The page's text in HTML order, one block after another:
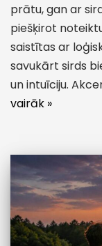
prātu, gan ar
piešķirot
saistītas ar
savukārt sirds
un intuīciju.
vairāk »